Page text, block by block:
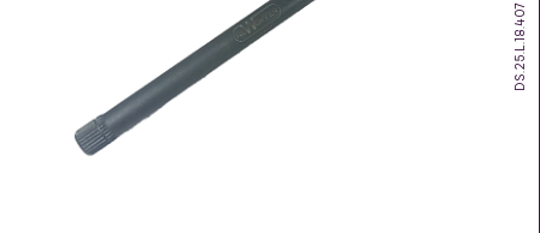
DS.25.L.18.407